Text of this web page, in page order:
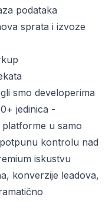
podataka
sprata i izvoze
smo developerima
jedinica -
u samo
kontrolu nad
iskustvu
konverzije leadova,